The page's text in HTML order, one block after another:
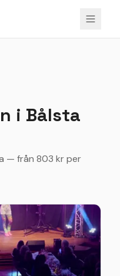
i Bålsta
— från 803 kr per